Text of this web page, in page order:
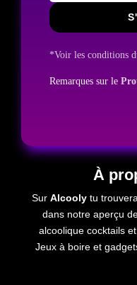
*Voir les conditions
Remarques sur le
À
SurAlcooly tu
dans notre aperçu
alcooliquecocktails
Jeux à boire et